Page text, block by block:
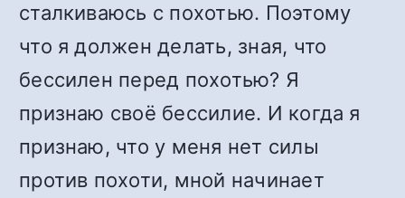
сталкиваюсь с похотью. Поэтому
что я должен делать, зная, что
бессилен перед похотью? Я
признаю своё бессилие. И когда я
признаю, что у меня нет силы
против похоти, мной начинает